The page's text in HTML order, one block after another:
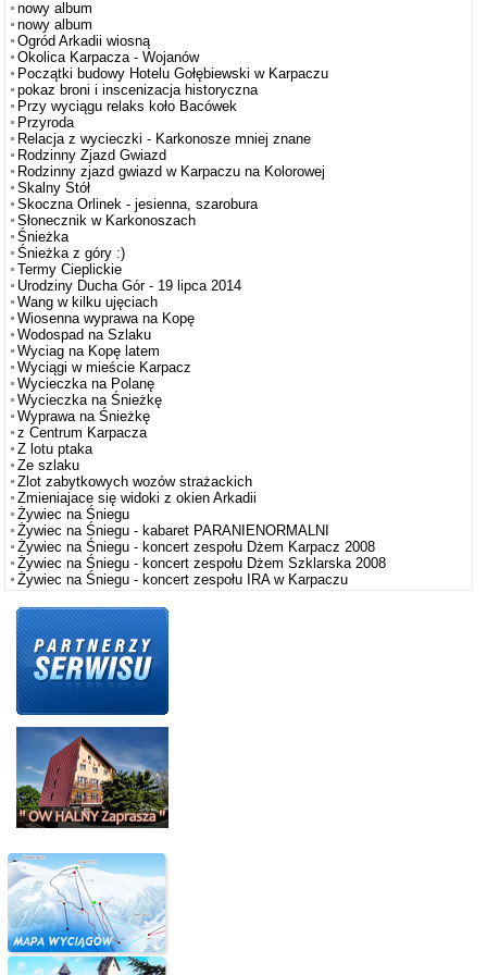
nowy album
nowy album
Ogród Arkadii wiosną
Okolica Karpacza - Wojanów
Początki budowy Hotelu Gołębiewski w Karpaczu
pokaz broni i inscenizacja historyczna
Przy wyciągu relaks koło Bacówek
Przyroda
Relacja z wycieczki - Karkonosze mniej znane
Rodzinny Zjazd Gwiazd
Rodzinny zjazd gwiazd w Karpaczu na Kolorowej
Skalny Stół
Skoczna Orlinek - jesienna, szarobura
Słonecznik w Karkonoszach
Śnieżka
Śnieżka z góry :)
Termy Cieplickie
Urodziny Ducha Gór - 19 lipca 2014
Wang w kilku ujęciach
Wiosenna wyprawa na Kopę
Wodospad na Szlaku
Wyciag na Kopę latem
Wyciągi w mieście Karpacz
Wycieczka na Polanę
Wycieczka na Śnieżkę
Wyprawa na Śnieżkę
z Centrum Karpacza
Z lotu ptaka
Ze szlaku
Zlot zabytkowych wozów strażackich
Zmieniajace się widoki z okien Arkadii
Żywiec na Śniegu
Żywiec na Śniegu - kabaret PARANIENORMALNI
Żywiec na Śniegu - koncert zespołu Dżem Karpacz 2008
Żywiec na Śniegu - koncert zespołu Dżem Szklarska 2008
Żywiec na Śniegu - koncert zespołu IRA w Karpaczu